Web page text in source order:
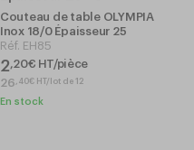
Couteau de table OLYMPIA
Inox 18/0 Épaisseur 25
Réf. EH85
2,20€ HT/pièce
26 , 40€ HT/lot de 12
En stock